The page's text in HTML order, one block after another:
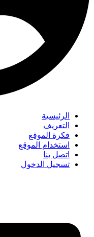
الرئيسية
التعريف
فكرة الموقع
استخدام الموقع
اتصل بنا
تسجيل الدخول